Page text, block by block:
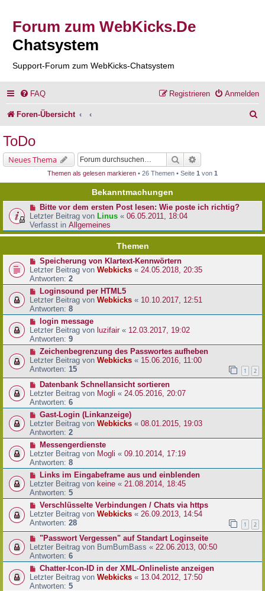
Forum zum WebKicks.De
Chatsystem
Support-Forum zum WebKicks-Chatsystem
FAQ Anmelden
Registrieren
Foren-Übersicht
e
ToDo
Neues Thema Suche
Themen als gelesen markieren • 26 Themen • Seite 1 von 1
Bekanntmachungen
Bitte vor dem ersten Post lesen: Wie poste ich richtig?
Letzter Beitrag von Linus « 06.05.2011, 18:04
Verfasst in Allgemeines
Themen
Speicherung von Klartext-Kennwörtern
Letzter Beitrag von Webkicks « 24.05.2018, 20:35
Antworten: 2
Loginsound per HTML5
Letzter Beitrag von Webkicks « 10.10.2017, 12:51
Antworten: 8
login message
Letzter Beitrag von luzifair« 12.03.2017, 19:02
Antworten: 9
Zeichenbegrenzung des Passwortes aufheben
Letzter Beitrag von Webkicks « 15.06.2016, 11:00
Antworten: 15 1 2
Datenbank Schnellansicht sortieren
Letzter Beitrag von Mogli « 24.05.2016, 20:07
Antworten: 6
Gast-Login (Linkanzeige)
Letzter Beitrag von Webkicks « 08.01.2015, 19:03
Antworten: 2
Messengerdienste
Letzter Beitrag von Mogli « 09.10.2014, 17:19
Antworten: 8
Links im Eingabeframe aus und einblenden
Letzter Beitrag von keine « 21.08.2014, 18:45
Antworten: 5
Verschlüsselte Verbindungen / Chats via https
Letzter Beitrag von Webkicks « 26.09.2013, 14:54
Antworten: 28 1 2
"Passwort Vergessen" auf Standart Loginseite
Letzter Beitrag von BumBumBass « 22.06.2013, 00:50
Antworten: 6
Chatter-Icon-ID in der XML-Onlineliste anzeigen
Letzter Beitrag von Webkicks « 13.04.2012, 17:50
Antworten: 5